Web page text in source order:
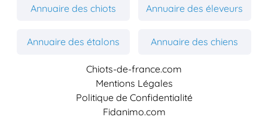
Annuaire des chiots Annuaire des éleveurs
Annuaire des étalons Annuaire des chiens
Chiots-de-france.com
Mentions Légales
Politique de Confidentialité
Fidanimo.com